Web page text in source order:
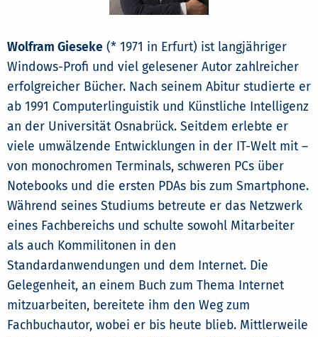
Wolfram Gieseke (* 1971 in Erfurt) ist langjähriger
Windows-Profi und viel gelesener Autor zahlreicher
erfolgreicher Bücher. Nach seinem Abitur studierte er
ab 1991 Computerlinguistik und Künstliche Intelligenz
an der Universität Osnabrück. Seitdem erlebte er
viele umwälzende Entwicklungen in der IT-Welt mit –
von monochromen Terminals, schweren PCs über
Notebooks und die ersten PDAs bis zum Smartphone.
Während seines Studiums betreute er das Netzwerk
eines Fachbereichs und schulte sowohl Mitarbeiter
als auch Kommilitonen in den
Standardanwendungen und dem Internet. Die
Gelegenheit, an einem Buch zum Thema Internet
mitzuarbeiten, bereitete ihm den Weg zum
Fachbuchautor, wobei er bis heute blieb. Mittlerweile